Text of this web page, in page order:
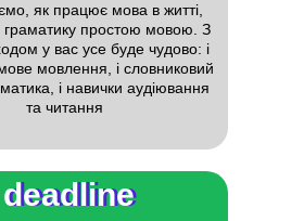
deadline
deadline
як працює мова в житті,
простою мовою. З
у вас усе буде чудово: і
мовлення, і словниковий
і навички аудіювання
та читання